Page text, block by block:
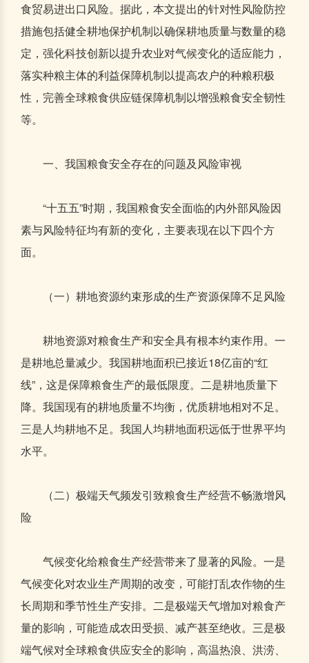
食贸易进出口风险。据此，本文提出的针对性风险防控
措施包括健全耕地保护机制以确保耕地质量与数量的稳
定，强化科技创新以提升农业对气候变化的适应能力，
落实种粮主体的利益保障机制以提高农户的种粮积极
性，完善全球粮食供应链保障机制以增强粮食安全韧性
等。
一、我国粮食安全存在的问题及风险审视
“十五五”时期，我国粮食安全面临的内外部风险因
素与风险特征均有新的变化，主要表现在以下四个方
面。
（一）耕地资源约束形成的生产资源保障不足风险
耕地资源对粮食生产和安全具有根本约束作用。一
是耕地总量减少。我国耕地面积已接近18亿亩的“红
线”，这是保障粮食生产的最低限度。二是耕地质量下
降。我国现有的耕地质量不均衡，优质耕地相对不足。
三是人均耕地不足。我国人均耕地面积远低于世界平均
水平。
（二）极端天气频发引致粮食生产经营不畅激增风
险
气候变化给粮食生产经营带来了显著的风险。一是
气候变化对农业生产周期的改变，可能打乱农作物的生
长周期和季节性生产安排。二是极端天气增加对粮食产
量的影响，可能造成农田受损、减产甚至绝收。三是极
端气候对全球粮食供应安全的影响，高温热浪、洪涝、